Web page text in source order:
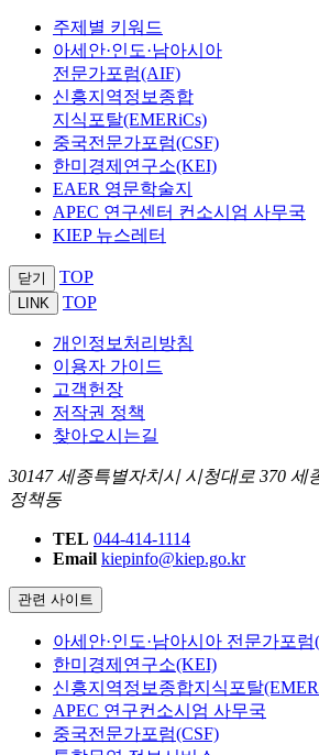
주제별 키워드
아세안·인도·남아시아
전문가포럼(AIF)
신흥지역정보종합
지식포탈(EMERiCs)
중국전문가포럼(CSF)
한미경제연구소(KEI)
EAER 영문학술지
APEC 연구센터 컨소시엄 사무국
KIEP 뉴스레터
닫기 TOP
LINK TOP
개인정보처리방침
이용자 가이드
고객헌장
저작권 정책
찾아오시는길
30147 세종특별자치시 시청대로 370 세
정책동
TEL 044-414-1114
Email kiepinfo@kiep.go.kr
관련 사이트
아세안·인도·남아시아 전문가포
한미경제연구소(KEI)
신흥지역정보종합지식포탈
APEC 연구컨소시엄 사무국
중국전문가포럼(CSF)